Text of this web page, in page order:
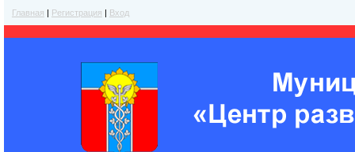
Главная | Регистрация | Вход